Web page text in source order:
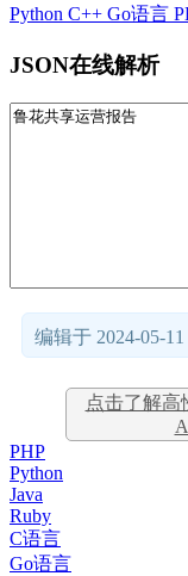
Python C++ Go语言
JSON在线解析
编辑于 2024-05-11
点击了解高
PHP
Python
Java
Ruby
C语言
Go语言